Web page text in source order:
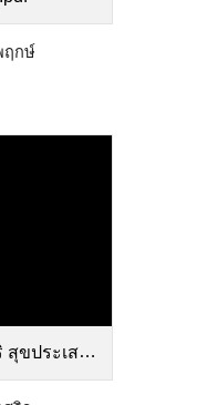
กษ์
ะเสริฐ.pdf